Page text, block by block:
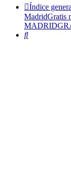
Índice
MadridGratis
Buscar